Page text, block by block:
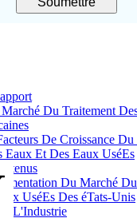
Du Traitement
De Croissance
Eaux Et Des Eaux UséEs
Du Marché
UséEs Des éTats-Unis
L'Industrie